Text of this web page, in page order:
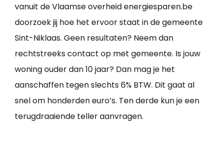
vanuit de Vlaamse overheid energiesparen.be
doorzoek jij hoe het ervoor staat in de gemeente
Sint-Niklaas. Geen resultaten? Neem dan
rechtstreeks contact op met gemeente. Is jouw
woning ouder dan 10 jaar? Dan mag je het
aanschaffen tegen slechts 6% BTW. Dit gaat al
snel om honderden euro’s. Ten derde kun je een
terugdraaiende teller aanvragen.